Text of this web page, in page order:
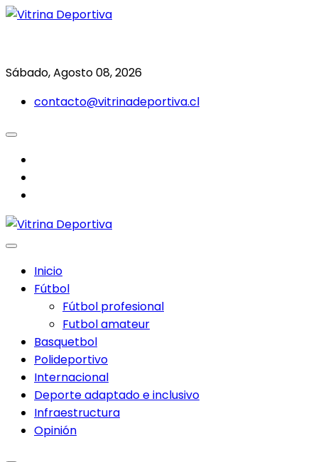
Saltar
Sábado, Agosto 08, 2026
contacto@vitrinadeportiva.cl
Inicio
Fútbol
Fútbol profesional
Futbol amateur
Basquetbol
Polideportivo
Internacional
Deporte adaptado e inclusivo
Infraestructura
Opinión